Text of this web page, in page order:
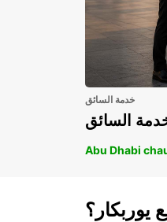
خدمة السائق
السائق
Abu Dhabi
يوربكار؟